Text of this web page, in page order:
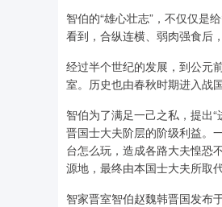
智伯的“雄心壮志”，不仅仅是
看到，合纵连横、弱肉强食后
经过半个世纪的发展，到公元
室。历史也由春秋时期进入战国
智伯为了满足一己之私，提出
晋国士大夫阶层的阶级利益。
台怎么玩，造成各路大夫惶恐
源地，最终由本国士大夫所取
智家晋室智伯赵魏韩晋国发布